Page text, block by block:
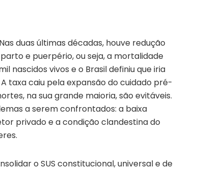
Nas duas últimas décadas, houve redução
e puerpério, ou seja, a mortalidade
nascidos vivos e o Brasil definiu que iria
taxa caiu pela expansão do cuidado pré-
na sua grande maioria, são evitáveis.
a serem confrontados: a baixa
privado e a condição clandestina do
o SUS constitucional, universal e de